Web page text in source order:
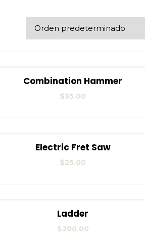
View Details
Combination Hammer
$35.00
View Details Añadir al carrito
Electric Fret Saw
$25.00
Ladder
$200.00